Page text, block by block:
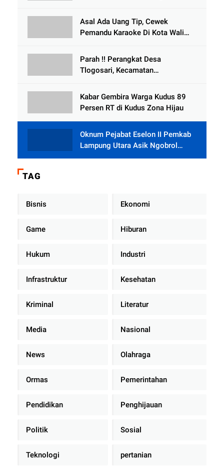
Tlogowungu, di Duga
Selewengkan Bantuan Mushola
Asal Ada Uang Tip, Cewek
Pemandu Karaoke Di Kota Wali
Parah !! Perangkat Desa
Tlogosari, Kecamatan
Rumah dari BAZNAS
Kabar Gembira Warga Kudus 89
Persen RT di Kudus Zona Hijau
Oknum Pejabat Eselon II Pemkab
Lampung Utara Asik Ngobrol
Dengan Teman Kencan Wanitanya
TAG
Bisnis Ekonomi
Game Hiburan
Hukum Industri
Infrastruktur Kesehatan
Kriminal Literatur
Media Nasional
News Olahraga
Ormas Pemerintahan
Pendidikan Penghijauan
Politik Sosial
Teknologi pertanian